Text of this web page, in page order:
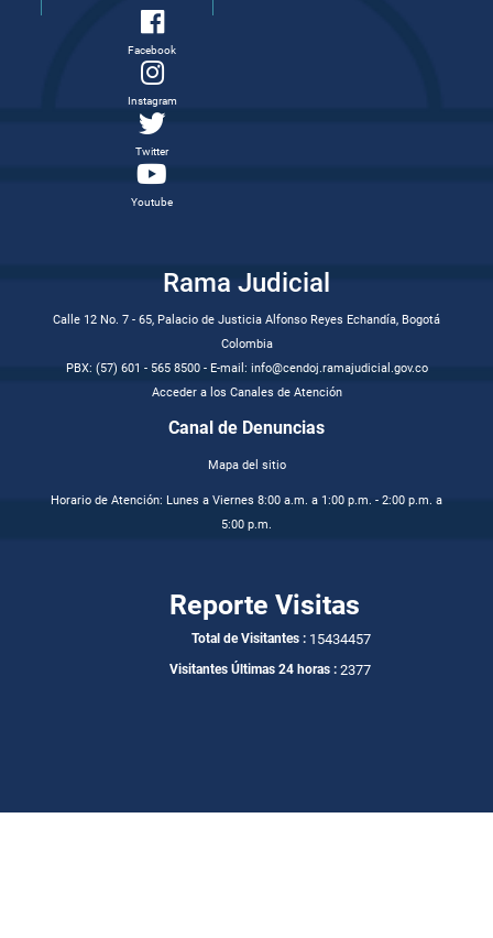
Facebook
Instagram
Twitter
Youtube
Rama Judicial
Calle 12 No. 7 - 65, Palacio de Justicia Alfonso Reyes Echandía, Bogotá
Colombia
PBX: (57) 601 - 565 8500 - E-mail: info@cendoj.ramajudicial.gov.co
Acceder a los Canales de Atención
Canal de Denuncias
Mapa del sitio
Horario de Atención: Lunes a Viernes 8:00 a.m. a 1:00 p.m. - 2:00 p.m. a
5:00 p.m.
Reporte Visitas
Total de Visitantes : 15434457
Visitantes Últimas 24 horas : 2377